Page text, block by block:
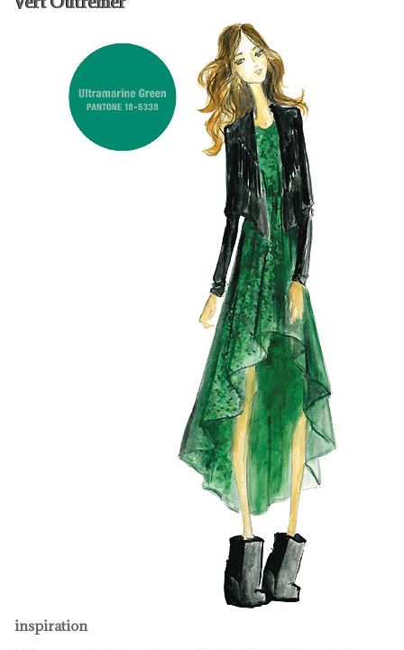
inspiration